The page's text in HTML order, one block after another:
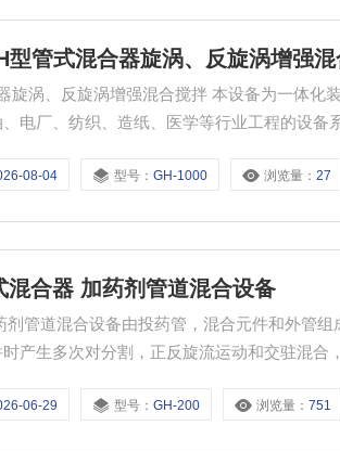
型管式混合器旋涡、反旋涡增强
搅拌 本设备为一体化装置。适用于给水、排水水质净化、污废水处
电厂、纺织、造纸、医学等行业工程的设备
及电控柜、机座架等部件所组成。根据药液性
08-04 型号：GH-1000 浏览量：27
混合器 加药剂管道混合设备
剂管道混合设备由投药管，混合元件和外管
产生多次对分割，正反旋流运动和交驻混合
06-29 型号：GH-200 浏览量：751